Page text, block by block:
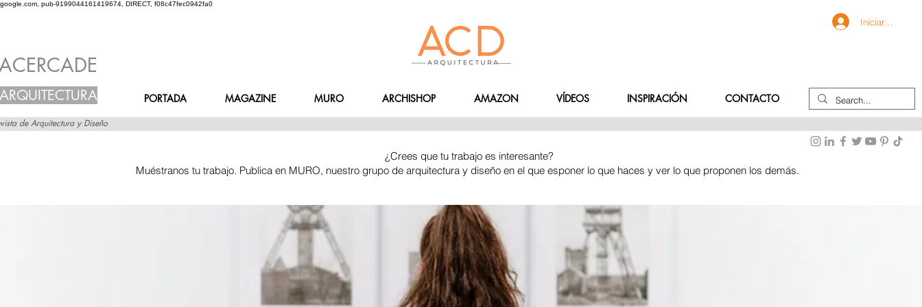
google.com, pub-9199044161419674, DIRECT, f08c47fec0942fa0
PORTADA MAGAZINE MURO ARCHISHOP AMAZON VÍDEOS INSPIRACIÓN CONTACTO
de Arquitectura y Diseño
Iniciar sesión
¿Crees que tu trabajo es interesante?
Muéstranos tu trabajo. Publica en MURO, nuestro grupo de arquitectura y diseño en el que esponer lo que haces y ver lo que proponen los demás.